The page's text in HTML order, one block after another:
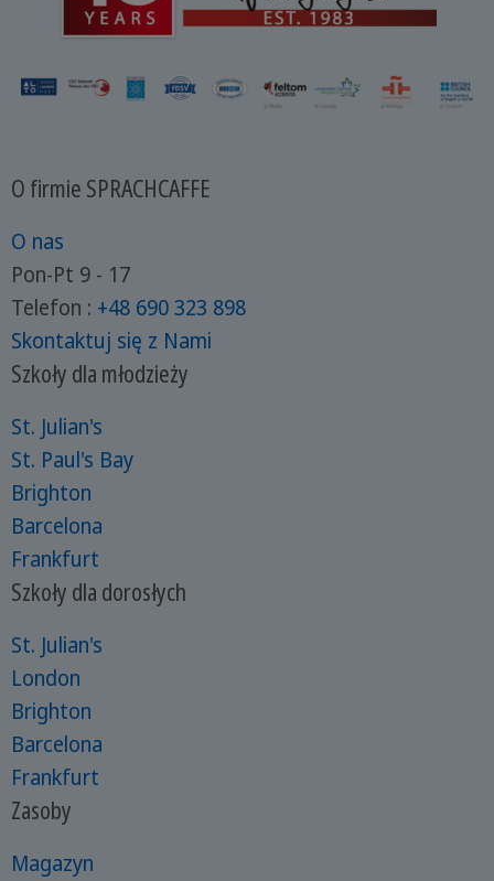
O firmie SPRACHCAFFE
O nas
Pon-Pt 9 - 17
Telefon : +48 690 323 898
Skontaktuj się z Nami
Szkoły dla młodzieży
St. Julian's
St. Paul's Bay
Brighton
Barcelona
Frankfurt
Szkoły dla dorosłych
St. Julian's
London
Brighton
Barcelona
Frankfurt
Zasoby
Magazyn